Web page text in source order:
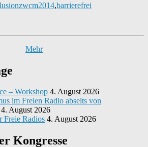
zwcm2014,barrierefrei
Mehr
– Workshop 4. August 2026
im Freien Radio abseits von
4. August 2026
Radios 4. August 2026
Kongresse